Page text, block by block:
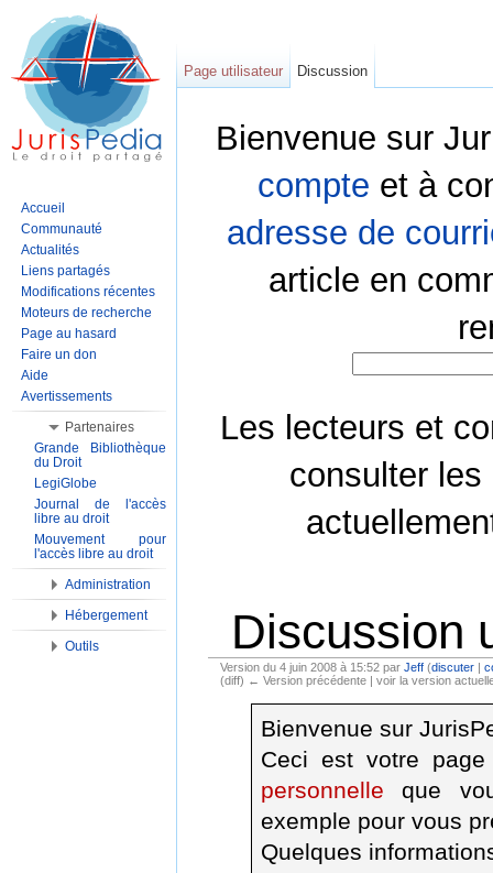
Bienvenue sur
compte et à
adresse de
article en
Les lecteurs et
consulter les
Discussion
Version du 4 juin 2008 à 15:52 par Jeff (discuter|
(diff) ← Version précédente | voir la version
Bienvenue sur
Ceci est votre
personnelle que
exemple pour vous
Quelques
Page utilisateur Discussion
Accueil
Communauté
Actualités
Liens partagés
Modifications récentes
Moteurs de recherche
Page au hasard
Faire un don
Aide
Avertissements
Partenaires
Grande Bibliothèque
du Droit
LegiGlobe
Journal de l'accès
libre au droit
Mouvement pour
l'accès libre au droit
Administration
Hébergement
Outils